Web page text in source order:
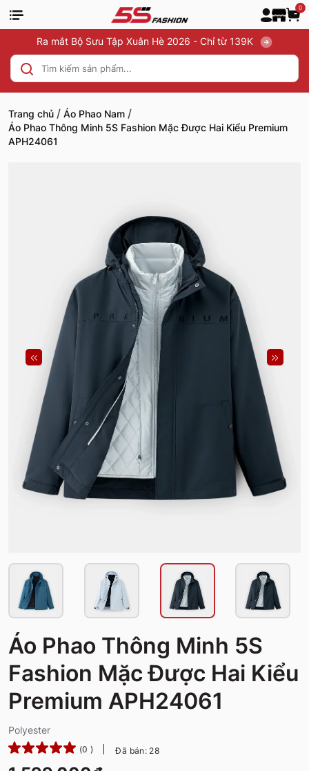
0
Ra mắt Bộ Sưu Tập Xuân Hè 2026 - Chỉ từ 139K
Trang chủ / Áo Phao Nam /
Áo Phao Thông Minh 5S Fashion Mặc Được Hai Kiểu Premium
APH24061
Áo Phao Thông Minh 5S
Fashion Mặc Được Hai Kiểu
Premium APH24061
Polyester
(0 ) Đã bán: 28